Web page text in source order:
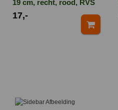
19 cm, recht, rood, RVS
17,-